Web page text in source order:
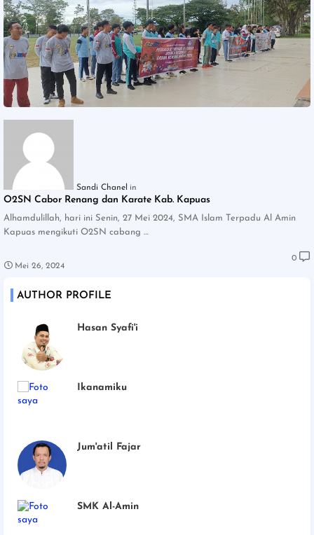
Sandi Chanel
O2SN Cabor Renang dan Karate Kab. Kapuas
Alhamdulillah, hari ini Senin, 27 Mei 2024, SMA Islam Terpadu Al Amin
Kapuas mengikuti O2SN cabang …
Mei 26, 2024
0
AUTHOR PROFILE
Hasan Syafi'i
Ikanamiku
Jum'atil Fajar
SMK Al-Amin